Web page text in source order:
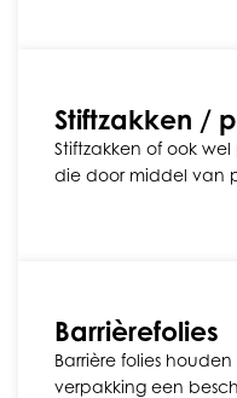
Stiftzakken /
Stiftzakken of ook
die door middel van
Barrièrefolies
Barrière folies
verpakking een